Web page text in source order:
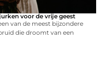
voor de vrije geest
van de meest bijzondere
die droomt van een